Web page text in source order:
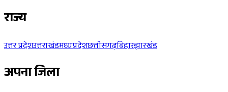
राज्य
उत्तर प्रदेशउत्तराखंडमध्यप्रदेशछत्तीसगढ़बिहारझारखंड
अपना जिला